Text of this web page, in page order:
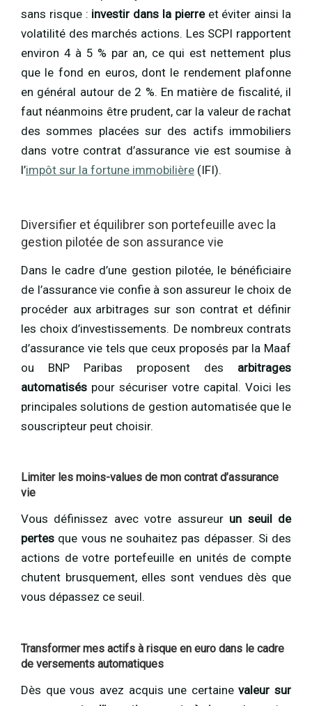
sans risque : investir dans la pierreet éviter ainsi la
volatilité des marchés actions. Les SCPI rapportent
environ 4 à 5 % par an, ce qui est nettement plus
que le fond en euros, dont le rendement plafonne
en général autour de 2 %. En matière de fiscalité, il
faut néanmoins être prudent, car la valeur de rachat
des sommes placées sur des actifs immobiliers
dans votre contrat d’assurance vie est soumise à
l’impôt sur la fortune immobilière (IFI).
Diversifier et équilibrer son portefeuille avec la
gestion pilotée de son assurance vie
Dans le cadre d’une gestion pilotée, le bénéficiaire
de l’assurance vie confie à son assureur le choix de
procéder aux arbitrages sur son contrat et définir
les choix d’investissements. De nombreux contrats
d’assurance vie tels que ceux proposés par la Maaf
ou BNP Paribas proposent des arbitrages
automatisés pour sécuriser votre capital. Voici les
principales solutions de gestion automatisée que le
souscripteur peut choisir.
Limiter les moins-values de mon contrat d’assurance
vie
Vous définissez avec votre assureur un seuil de
pertes que vous ne souhaitez pas dépasser. Si des
actions de votre portefeuille en unités de compte
chutent brusquement, elles sont vendues dès que
vous dépassez ce seuil.
Transformer mes actifs à risque en euro dans le cadre
de versements automatiques
Dès que vous avez acquis une certainevaleur sur